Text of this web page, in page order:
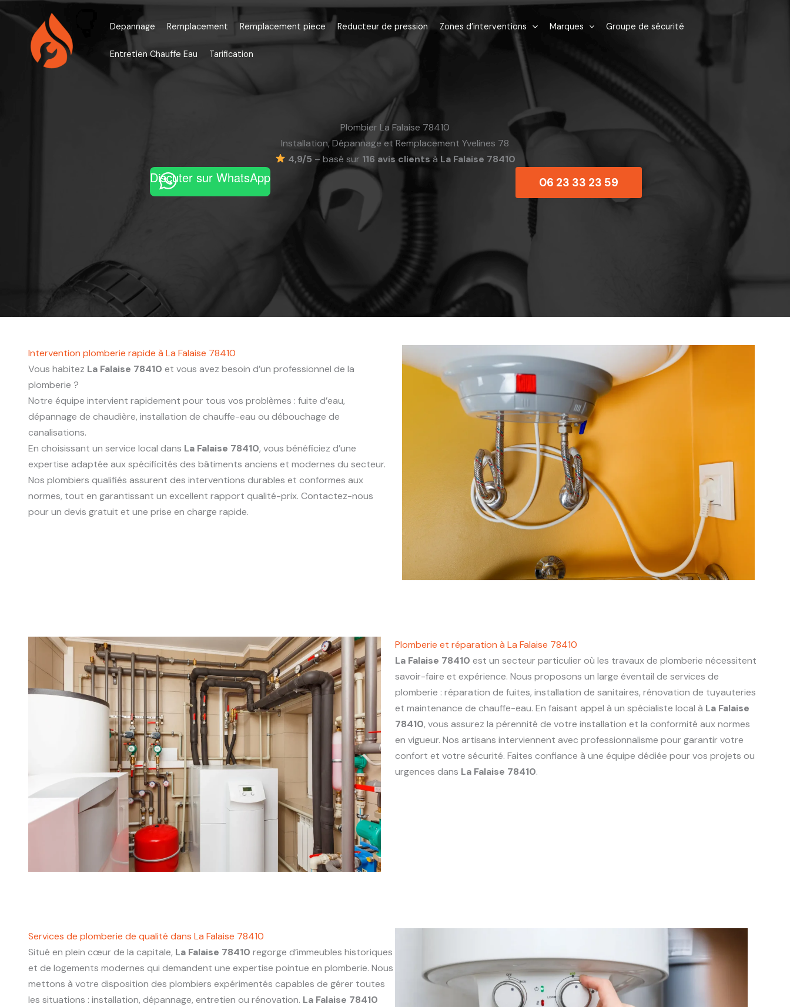
Aller
contenu
Depannage Remplacement Remplacement piece Reducteur de pression Zones d’interventions Marques Groupe de sécurité
Entretien Chauffe Eau Tarification
Plombier La Falaise 78410
Installation, Dépannage et Remplacement Yvelines 78
4,9/5 – basé sur 116 avis clientsà La Falaise 78410
Discuter sur WhatsApp 06 23 33 23 59
Intervention plomberie rapide à La Falaise 78410
Vous habitez La Falaise 78410 et vous avez besoin d’un professionnel de la
plomberie ?
Notre équipe intervient rapidement pour tous vos problèmes : fuite d’eau,
dépannage de chaudière, installation de chauffe-eau ou débouchage de
canalisations.
En choisissant un service local dans La Falaise 78410, vous bénéficiez d’une
expertise adaptée aux spécificités des bâtiments anciens et modernes du secteur.
Nos plombiers qualifiés assurent des interventions durables et conformes aux
normes, tout en garantissant un excellent rapport qualité-prix. Contactez-nous
pour un devis gratuit et une prise en charge rapide.
Plomberie et réparation à La Falaise 78410
La Falaise 78410 est un secteur particulier où les travaux de plomberie nécessitent
savoir-faire et expérience. Nous proposons un large éventail de services de
plomberie : réparation de fuites, installation de sanitaires, rénovation de tuyauteries
et maintenance de chauffe-eau. En faisant appel à un spécialiste local à La Falaise
78410, vous assurez la pérennité de votre installation et la conformité aux normes
en vigueur. Nos artisans interviennent avec professionnalisme pour garantir votre
confort et votre sécurité. Faites confiance à une équipe dédiée pour vos projets ou
urgences dans La Falaise 78410.
Services de plomberie de qualité dans La Falaise 78410
Situé en plein cœur de la capitale, La Falaise 78410 regorge d’immeubles historiques
et de logements modernes qui demandent une expertise pointue en plomberie. Nous
mettons à votre disposition des plombiers expérimentés capables de gérer toutes
les situations : installation, dépannage, entretien ou rénovation. La Falaise 78410